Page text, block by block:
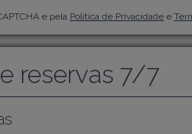
e pela Política de Privacidade e
reservas 7/7